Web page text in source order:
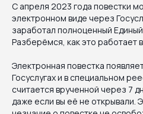
С апреля 2023 года повестки
электронном виде через
заработал полноценный
Разберёмся, как это работает
Электронная повестка
Госуслугах и в специальном
считается врученной через 7
даже если вы её не открывали.